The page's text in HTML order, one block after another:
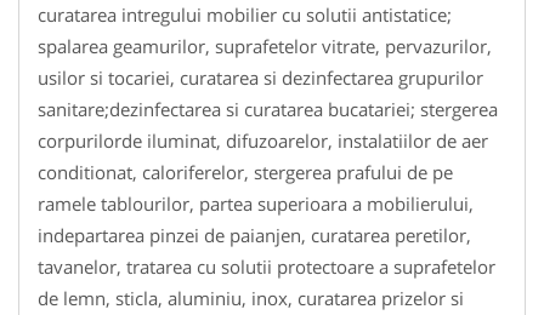
curatarea intregului mobilier cu solutii antistatice;
spalarea geamurilor, suprafetelor vitrate, pervazurilor,
usilor si tocariei, curatarea si dezinfectarea grupurilor
sanitare;dezinfectarea si curatarea bucatariei; stergerea
corpurilorde iluminat, difuzoarelor, instalatiilor de aer
conditionat, caloriferelor, stergerea prafului de pe
ramele tablourilor, partea superioara a mobilierului,
indepartarea pinzei de paianjen, curatarea peretilor,
tavanelor, tratarea cu solutii protectoare a suprafetelor
de lemn, sticla, aluminiu, inox, curatarea prizelor si